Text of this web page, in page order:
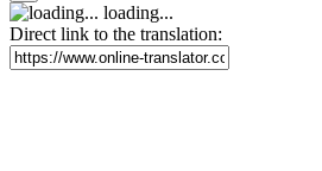
loading...
Direct link to the translation: